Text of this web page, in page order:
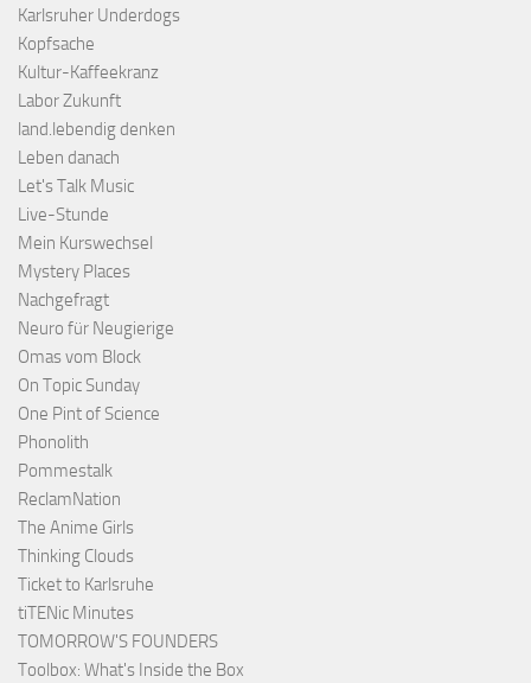
Karlsruher Underdogs
Kopfsache
Kultur-Kaffeekranz
Labor Zukunft
land.lebendig denken
Leben danach
Let's Talk Music
Live-Stunde
Mein Kurswechsel
Mystery Places
Nachgefragt
Neuro für Neugierige
Omas vom Block
On Topic Sunday
One Pint of Science
Phonolith
Pommestalk
ReclamNation
The Anime Girls
Thinking Clouds
Ticket to Karlsruhe
tiTENic Minutes
TOMORROW'S FOUNDERS
Toolbox: What's Inside the Box